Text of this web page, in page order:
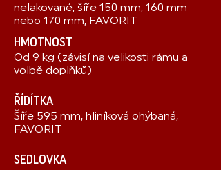
nelakované, šíře 150 mm, 160 mm
nebo 170 mm, FAVORIT
HMOTNOST
Od 9 kg (závisí na velikosti rámu a
volbě doplňků)
ŘÍDÍTKA
Šíře 595 mm, hliníková ohýbaná,
FAVORIT
SEDLOVKA